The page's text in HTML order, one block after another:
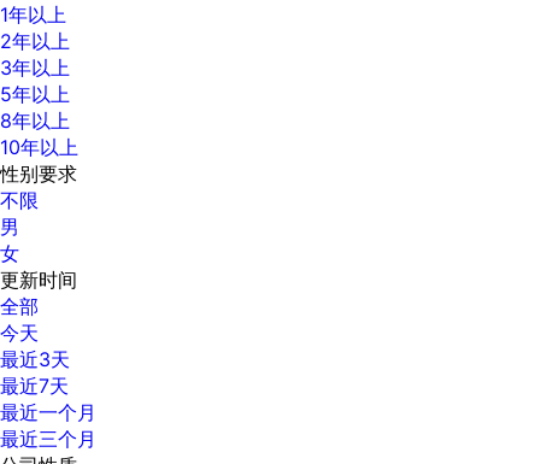
1年以上
2年以上
3年以上
5年以上
8年以上
10年以上
性别要求
不限
男
女
更新时间
全部
今天
最近3天
最近7天
最近一个月
最近三个月